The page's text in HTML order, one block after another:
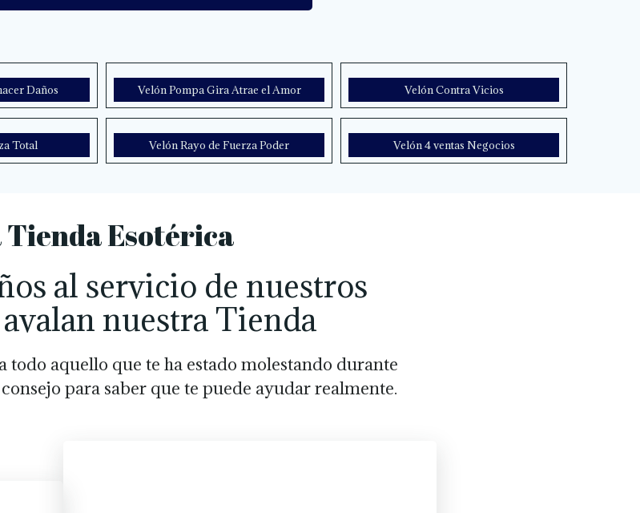
Daños Velón Pompa Gira Atrae el Amor Velón Contra Vicios
Total Velón Rayo de Fuerza Poder Velón 4 ventas Negocios
Tienda Esotérica
al servicio de nuestros
nuestra Tienda
todo aquello que te ha estado molestando durante
para saber que te puede ayudar realmente.